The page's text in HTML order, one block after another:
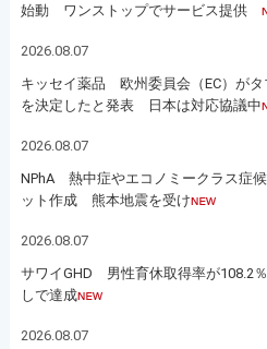
始動 ワンストップでサービス提供
2026.08.07
キッセイ薬品 欧州委員会（EC）が
を決定したと発表 日本は対応協議中
2026.08.07
NPhA 熱中症やエコノミークラス症
ット作成 熊本地震を受け
2026.08.07
サワイGHD 男性育休取得率が108.2
しで達成
2026.08.07